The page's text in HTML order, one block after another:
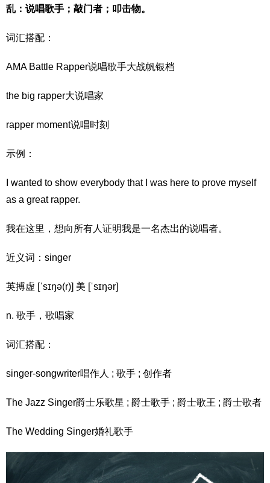
乱：说唱歌手；敲门者；叩击物。
词汇搭配：
AMA Battle Rapper说唱歌手大战帆银档
the big rapper大说唱家
rapper moment说唱时刻
示例：
I wanted to show everybody that I was here to prove myself
as a great rapper.
我在这里，想向所有人证明我是一名杰出的说唱者。
近义词：singer
英搏虚 [ˈsɪŋə(r)] 美 [ˈsɪŋər]
n. 歌手，歌唱家
词汇搭配：
singer-songwriter唱作人 ; 歌手 ; 创作者
The Jazz Singer爵士乐歌星 ; 爵士歌手 ; 爵士歌王 ; 爵士歌者
The Wedding Singer婚礼歌手